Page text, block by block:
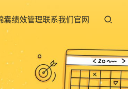
囊绩效管理联系我们官网